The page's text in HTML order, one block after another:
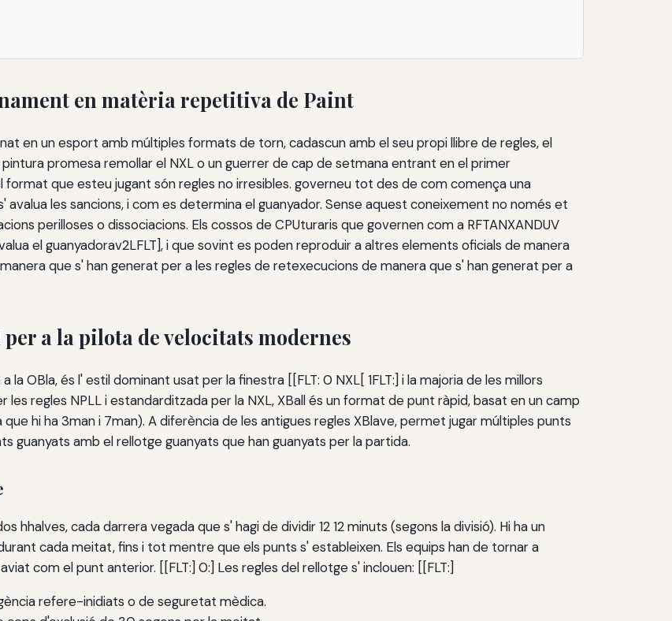
en matèria repetitiva de Paint
en un esport amb múltiples formats de torn, cadascun amb el seu propi llibre de regles, el
promesa remollar el NXL o un guerrer de cap de setmana entrant en el primer
que esteu jugant són regles no irresibles. governeu tot des de com comença una
les sancions, i com es determina el guanyador. Sense aquest coneixement no només et
perilloses o dissociacions. Els cossos de CPUturaris que governen com a RFTANXANDUV
el guanyadorav2LFLT], i que sovint es poden reproduir a altres elements oficials de manera
que s' han generat per a les regles de retexecucions de manera que s' han generat per a
a la pilota de velocitats modernes
OBla, és l' estil dominant usat per la finestra [[FLT: 0 NXL[ 1FLT:] i la majoria de les millors
regles NPLL i estandarditzada per la NXL, XBall és un format de punt ràpid, basat en un camp
hi ha 3man i 7man). A diferència de les antigues regles XBlave, permet jugar múltiples punts
guanyats amb el rellotge guanyats que han guanyats per la partida.
hhalves, cada darrera vegada que s' hagi de dividir 12 12 minuts (segons la divisió). Hi ha un
cada meitat, fins i tot mentre que els punts s' estableixen. Els equips han de tornar a
com el punt anterior. [[FLT:] 0:] Les regles del rellotge s' inclouen: [[FLT:]
refere-inidiats o de seguretat mèdica.